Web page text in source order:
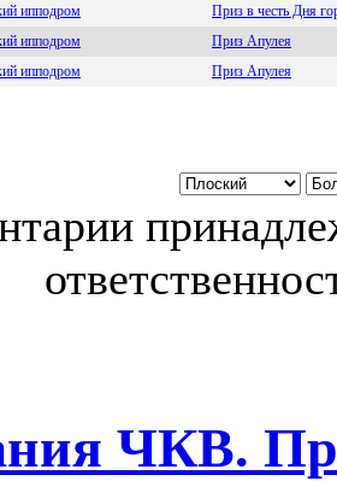
иппoдрoм
Приз в честь Дня
иппoдрoм
Приз Апулея
иппoдpoм Приз Апулея
ЧКВ.